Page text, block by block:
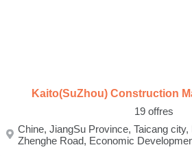
Kaito(SuZhou) Construction
19 offres
Chine, JiangSu Province, Taicang
Zhenghe Road, Economic